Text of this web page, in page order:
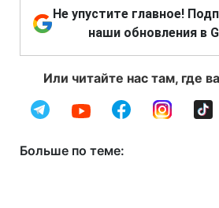
Не упустите главное!
наши обновления в
Или читайте нас там, где
Больше по теме: